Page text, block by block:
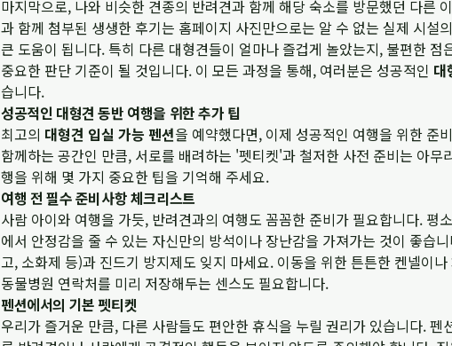
마지막으로, 나와 비슷한 견종의 반려견과 함께 해당 숙소를 방문했던 다른
과 함께 첨부된 생생한 후기는 홈페이지 사진만으로는 알 수 없는 실제 시설
큰 도움이 됩니다. 특히 다른 대형견들이 얼마나 즐겁게 놀았는지, 불편한
중요한 판단 기준이 될 것입니다. 이 모든 과정을 통해, 여러분은 성공적인 대
습니다.
성공적인 대형견 동반 여행을 위한 추가 팁
최고의 대형견 입실 가능 펜션을 예약했다면, 이제 성공적인 여행을 위한 준
함께하는 공간인 만큼, 서로를 배려하는 '펫티켓'과 철저한 사전 준비는 아
행을 위해 몇 가지 중요한 팁을 기억해 주세요.
여행 전 필수 준비사항 체크리스트
사람 아이와 여행을 가듯, 반려견과의 여행도 꼼꼼한 준비가 필요합니다. 평
에서 안정감을 줄 수 있는 자신만의 방석이나 장난감을 가져가는 것이 좋습
고, 소화제 등)과 진드기 방지제도 잊지 마세요. 이동을 위한 튼튼한 켄넬이
동물병원 연락처를 미리 저장해두는 센스도 필요합니다.
펜션에서의 기본 펫티켓
우리가 즐거운 만큼, 다른 사람들도 편안한 휴식을 누릴 권리가 있습니다.